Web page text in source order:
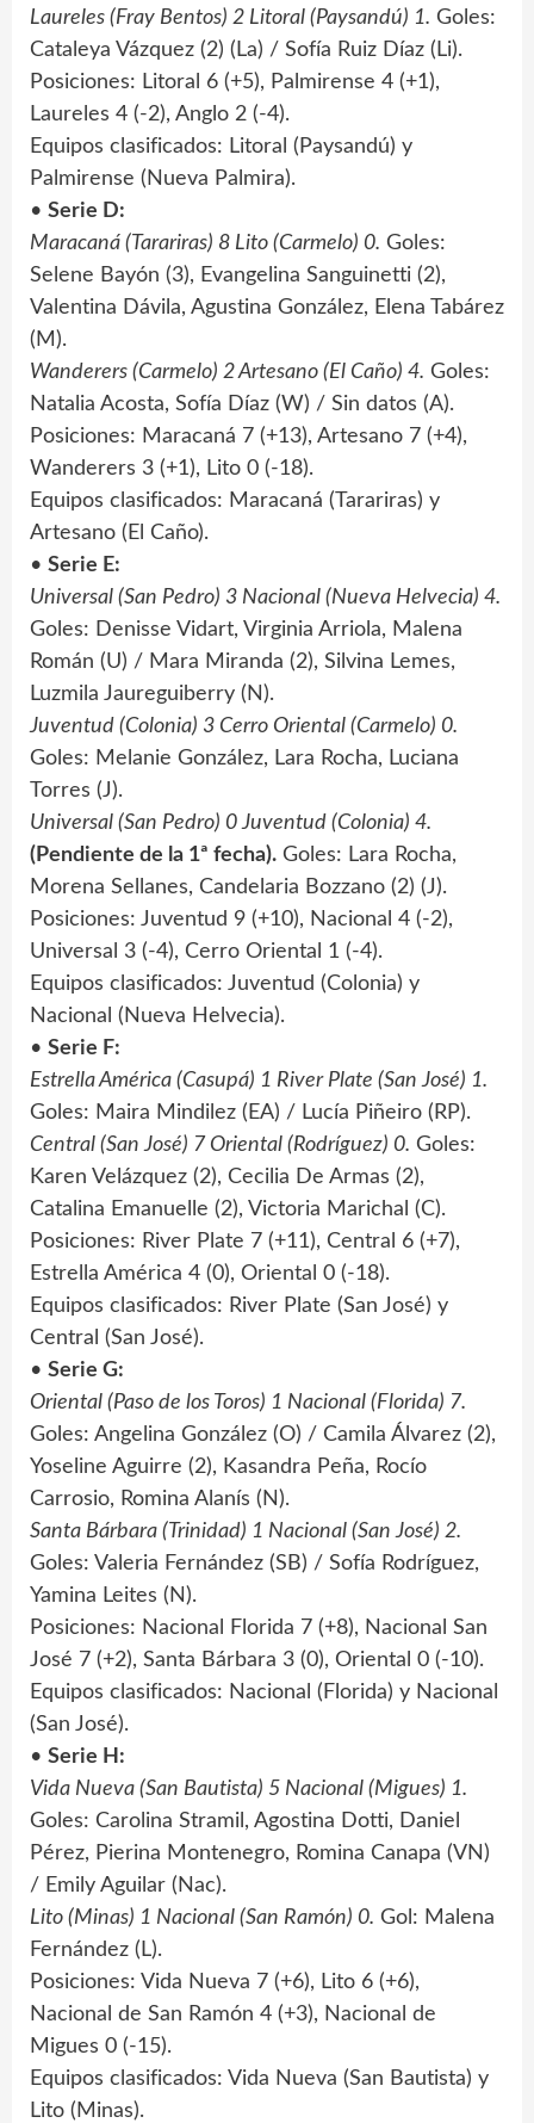
Laureles (Fray Bentos) 2 Litoral (Paysandú) 1. Goles:
Cataleya Vázquez (2) (La) / Sofía Ruiz Díaz (Li).
Posiciones: Litoral 6 (+5), Palmirense 4 (+1),
Laureles 4 (-2), Anglo 2 (-4).
Equipos clasificados: Litoral (Paysandú) y
Palmirense (Nueva Palmira).
• Serie D:
Maracaná (Tarariras) 8 Lito (Carmelo) 0. Goles:
Selene Bayón (3), Evangelina Sanguinetti (2),
Valentina Dávila, Agustina González, Elena Tabárez
(M).
Wanderers (Carmelo) 2 Artesano (El Caño) 4. Goles:
Natalia Acosta, Sofía Díaz (W) / Sin datos (A).
Posiciones: Maracaná 7 (+13), Artesano 7 (+4),
Wanderers 3 (+1), Lito 0 (-18).
Equipos clasificados: Maracaná (Tarariras) y
Artesano (El Caño).
• Serie E:
Universal (San Pedro) 3 Nacional (Nueva Helvecia) 4.
Goles: Denisse Vidart, Virginia Arriola, Malena
Román (U) / Mara Miranda (2), Silvina Lemes,
Luzmila Jaureguiberry (N).
Juventud (Colonia) 3 Cerro Oriental (Carmelo) 0.
Goles: Melanie González, Lara Rocha, Luciana
Torres (J).
Universal (San Pedro) 0 Juventud (Colonia) 4.
(Pendiente de la 1ª fecha). Goles: Lara Rocha,
Morena Sellanes, Candelaria Bozzano (2) (J).
Posiciones: Juventud 9 (+10), Nacional 4 (-2),
Universal 3 (-4), Cerro Oriental 1 (-4).
Equipos clasificados: Juventud (Colonia) y
Nacional (Nueva Helvecia).
• Serie F:
Estrella América (Casupá) 1 River Plate (San José) 1.
Goles: Maira Mindilez (EA) / Lucía Piñeiro (RP).
Central (San José) 7 Oriental (Rodríguez) 0. Goles:
Karen Velázquez (2), Cecilia De Armas (2),
Catalina Emanuelle (2), Victoria Marichal (C).
Posiciones: River Plate 7 (+11), Central 6 (+7),
Estrella América 4 (0), Oriental 0 (-18).
Equipos clasificados: River Plate (San José) y
Central (San José).
• Serie G:
Oriental (Paso de los Toros) 1 Nacional (Florida) 7.
Goles: Angelina González (O) / Camila Álvarez (2),
Yoseline Aguirre (2), Kasandra Peña, Rocío
Carrosio, Romina Alanís (N).
Santa Bárbara (Trinidad) 1 Nacional (San José) 2.
Goles: Valeria Fernández (SB) / Sofía Rodríguez,
Yamina Leites (N).
Posiciones: Nacional Florida 7 (+8), Nacional San
José 7 (+2), Santa Bárbara 3 (0), Oriental 0 (-10).
Equipos clasificados: Nacional (Florida) y Nacional
(San José).
• Serie H:
Vida Nueva (San Bautista) 5 Nacional (Migues) 1.
Goles: Carolina Stramil, Agostina Dotti, Daniel
Pérez, Pierina Montenegro, Romina Canapa (VN)
/ Emily Aguilar (Nac).
Lito (Minas) 1 Nacional (San Ramón) 0. Gol: Malena
Fernández (L).
Posiciones: Vida Nueva 7 (+6), Lito 6 (+6),
Nacional de San Ramón 4 (+3), Nacional de
Migues 0 (-15).
Equipos clasificados: Vida Nueva (San Bautista) y
Lito (Minas).